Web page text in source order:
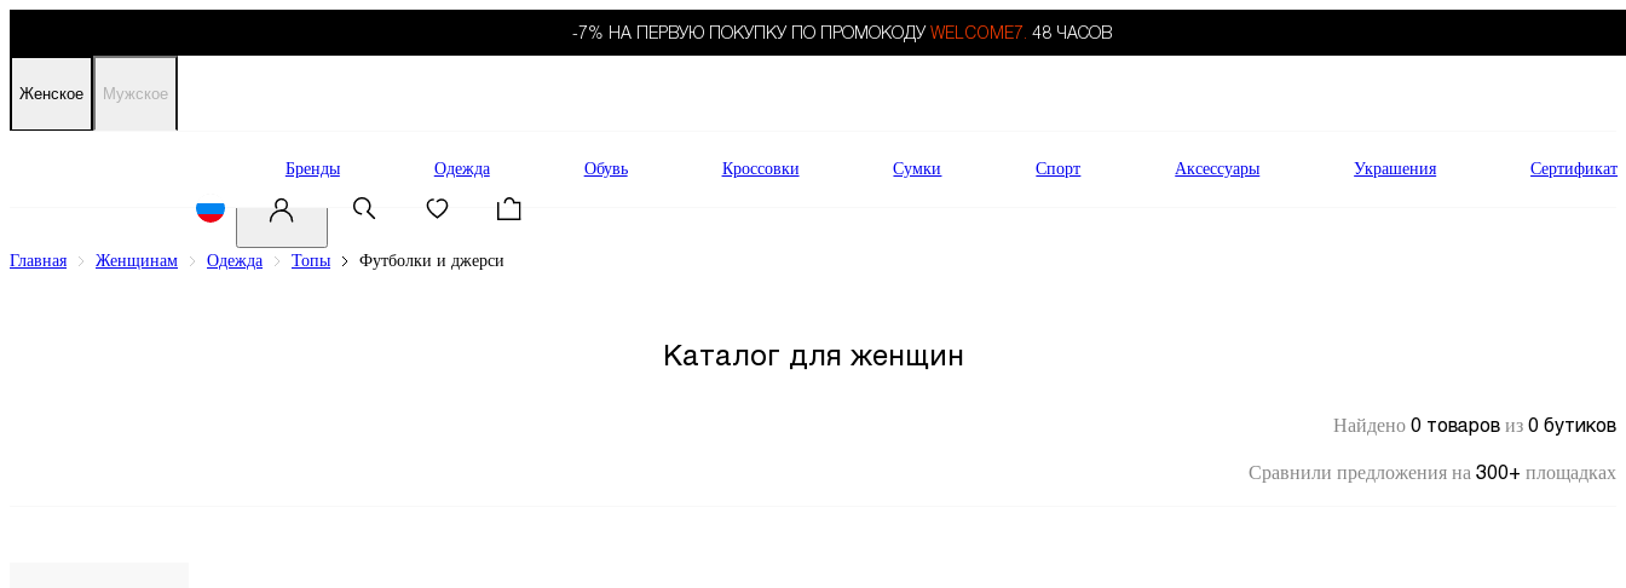
-7% НА ПЕРВУЮ ПОКУПКУ ПО ПРОМОКОДУ WELCOME7. 48 ЧАСОВ
Женское Мужское
Бренды Одежда Обувь Кроссовки Сумки Спорт Аксессуары Украшения Сертификат
Главная Женщинам Одежда Топы Футболки и джерси
Каталог для женщин
Найдено 0 товаров из 0 бутиков
Сравнили предложения на 300+ площадках